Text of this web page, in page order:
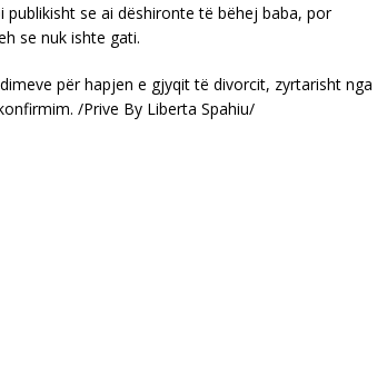
se ai dëshironte të bëhej baba, por
se nuk ishte gati.
për hapjen e gjyqit të divorcit, zyrtarisht nga
/Prive By Liberta Spahiu/